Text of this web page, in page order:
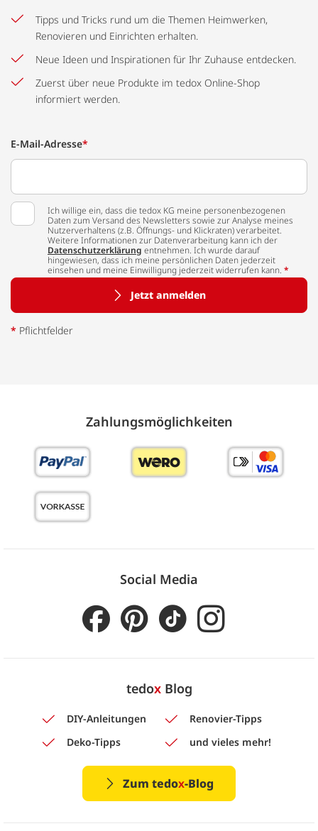
Tipps und Tricks rund um die Themen Heimwerken,
Renovieren und Einrichten erhalten.
Neue Ideen und Inspirationen für Ihr Zuhause entdecken.
Zuerst über neue Produkte im tedox Online-Shop
informiert werden.
E-Mail-Adresse*
Ich willige ein, dass die tedox KG meine personenbezogenen
Daten zum Versand des Newsletters sowie zur Analyse meines
Nutzerverhaltens (z.B. Öffnungs- und Klickraten) verarbeitet.
Weitere Informationen zur Datenverarbeitung kann ich der
Datenschutzerklärung entnehmen. Ich wurde darauf
hingewiesen, dass ich meine persönlichen Daten jederzeit
einsehen und meine Einwilligung jederzeit widerrufen kann. *
Jetzt anmelden
* Pflichtfelder
Zahlungs­möglich­keiten
Social Media
tedoxBlog
DIY-Anleitungen
Renovier-Tipps
Deko-Tipps
und vieles mehr!
Zum tedox-Blog